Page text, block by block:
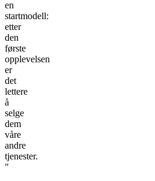
en
startmodell:
etter
den
første
opplevelsen
er
det
lettere
å
selge
dem
våre
andre
tjenester.
"